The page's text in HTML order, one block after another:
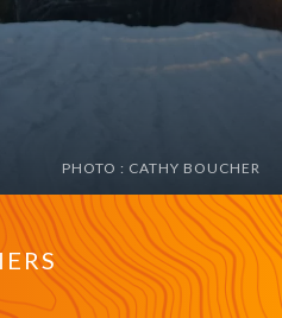
PHOTO : CATHY BOUCHER